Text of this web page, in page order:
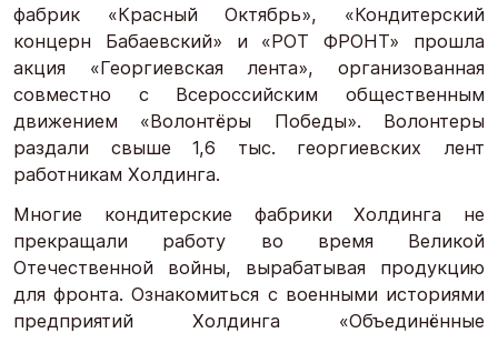
фабрик «Красный Октябрь», «Кондитерский
концерн Бабаевский» и «РОТ ФРОНТ» прошла
акция «Георгиевская лента», организованная
совместно с Всероссийским общественным
движением «Волонтёры Победы». Волонтеры
раздали свыше 1,6 тыс. георгиевских лент
работникам Холдинга.
Многие кондитерские фабрики Холдинга не
прекращали работу во время Великой
Отечественной войны, вырабатывая продукцию
для фронта. Ознакомиться с военными историями
предприятий Холдинга «Объединённые